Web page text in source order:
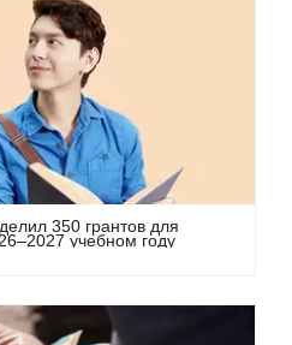
350 грантов для
учебном году